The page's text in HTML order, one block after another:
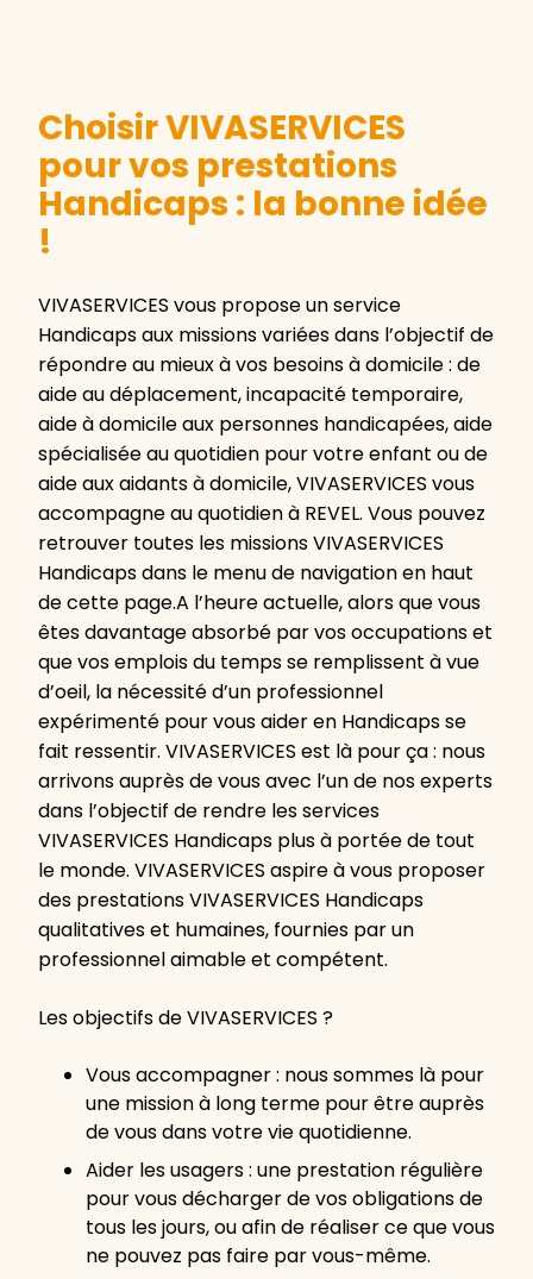
Choisir VIVASERVICES
pour vos prestations
Handicaps : la bonne idée
!
VIVASERVICES vous propose un service
Handicaps aux missions variées dans l’objectif de
répondre au mieux à vos besoins à domicile : de
aide au déplacement, incapacité temporaire,
aide à domicile aux personnes handicapées, aide
spécialisée au quotidien pour votre enfant ou de
aide aux aidants à domicile, VIVASERVICES vous
accompagne au quotidien à REVEL. Vous pouvez
retrouver toutes les missions VIVASERVICES
Handicaps dans le menu de navigation en haut
de cette page.A l’heure actuelle, alors que vous
êtes davantage absorbé par vos occupations et
que vos emplois du temps se remplissent à vue
d’oeil, la nécessité d’un professionnel
expérimenté pour vous aider en Handicaps se
fait ressentir. VIVASERVICES est là pour ça : nous
arrivons auprès de vous avec l’un de nos experts
dans l’objectif de rendre les services
VIVASERVICES Handicaps plus à portée de tout
le monde. VIVASERVICES aspire à vous proposer
des prestations VIVASERVICES Handicaps
qualitatives et humaines, fournies par un
professionnel aimable et compétent.
Les objectifs de VIVASERVICES ?
Vous accompagner : nous sommes là pour
une mission à long terme pour être auprès
de vous dans votre vie quotidienne.
Aider les usagers : une prestation régulière
pour vous décharger de vos obligations de
tous les jours, ou afin de réaliser ce que vous
ne pouvez pas faire par vous-même.